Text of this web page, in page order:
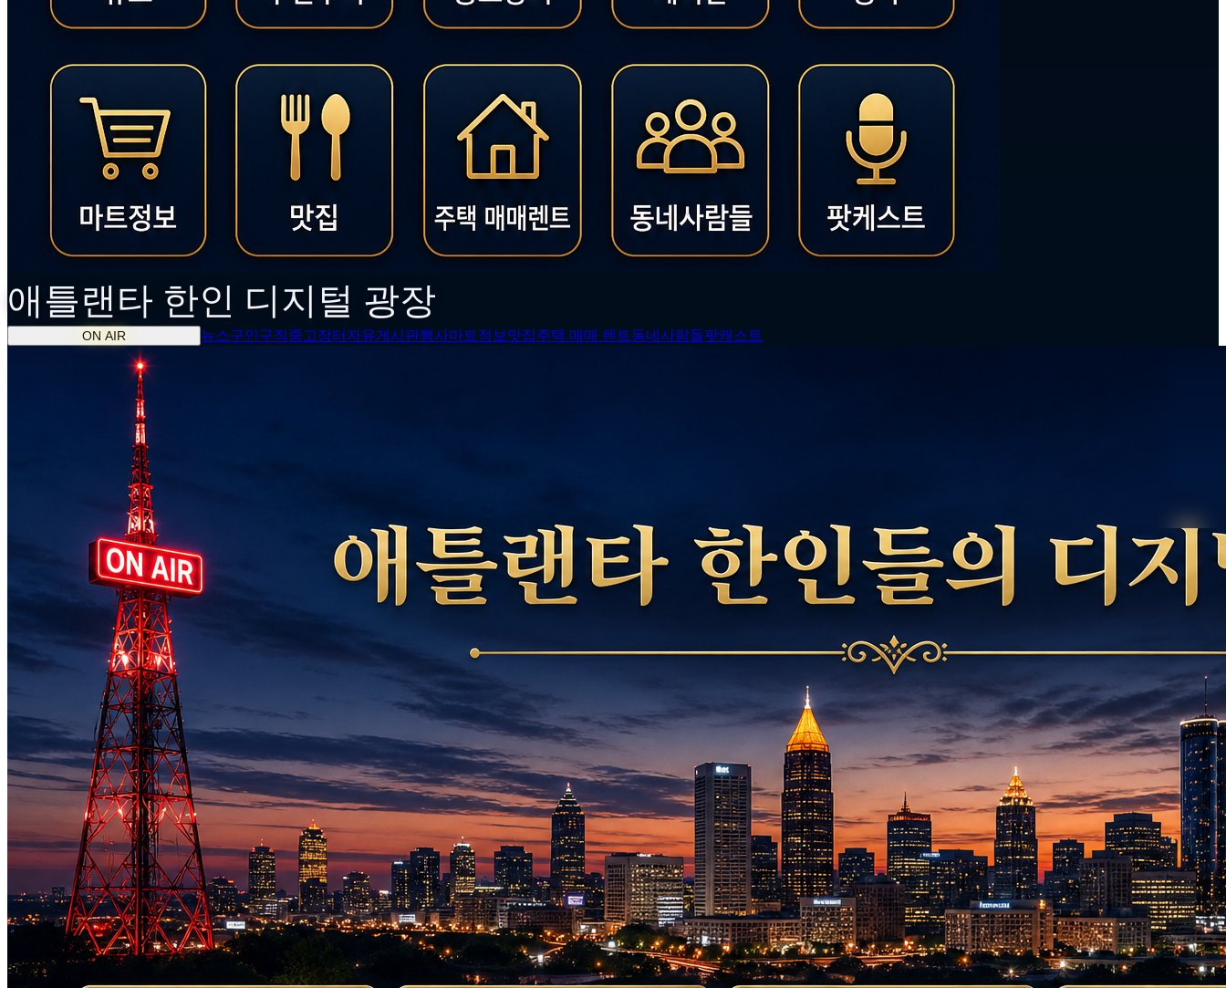
애틀랜타 한인 디지털 광장
ON AIR 뉴스구인구직중고장터 자유게시판행사마트정보 맛집주택 매매 렌트동네사람들팟캐스트